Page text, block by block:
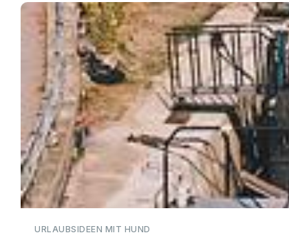
Hausboot mit Hund
URLAUBSIDEEN MIT HUND